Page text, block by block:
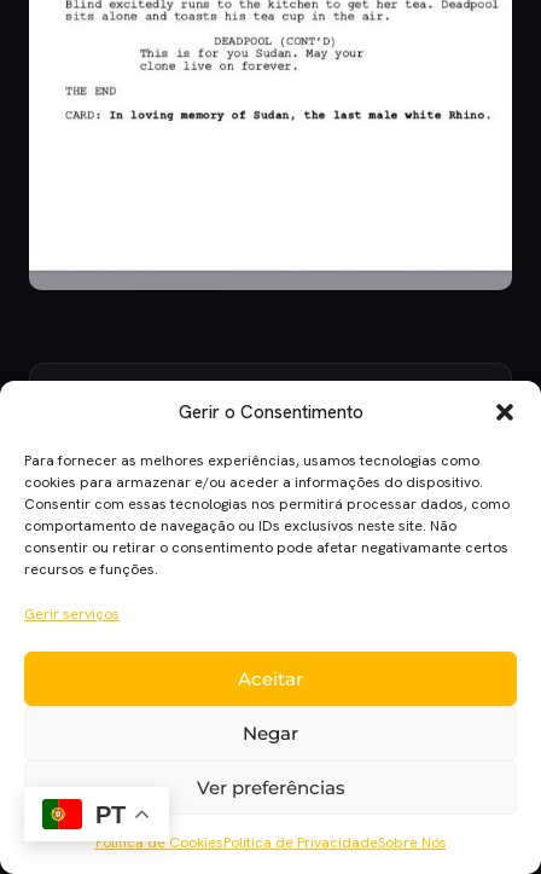
Gerir o Consentimento
Para fornecer as melhores experiências, usamos tecnologias como
cookies para armazenar e/ou aceder a informações do dispositivo.
Consentir com essas tecnologias nos permitirá processar dados, como
comportamento de navegação ou IDs exclusivos neste site. Não
consentir ou retirar o consentimento pode afetar negativamante certos
recursos e funções.
Gerir serviços
Aceitar
Negar
Ver preferências
Política de CookiesPolítica de PrivacidadeSobre Nós
Diana Palmeiro
teorias da conspiração, é comigo. Pla'netando
desde Dezembro de 2015.
TODOS OS ARTIGOS →
PT